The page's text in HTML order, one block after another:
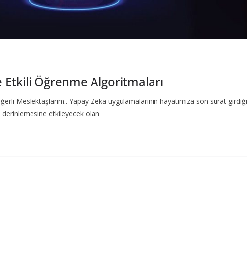
Etkili Öğrenme Algoritmaları
Meslektaşlarım.. Yapay Zeka uygulamalarının hayatımıza son sürat girdiği
derinlemesine etkileyecek olan